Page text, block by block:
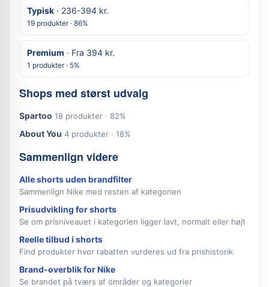
Typisk · 236-394 kr.
19 produkter · 86%
Premium · Fra 394 kr.
1 produkter · 5%
Shops med størst udvalg
Spartoo 18 produkter · 82%
About You 4 produkter · 18%
Sammenlign videre
Alle shorts uden brandfilter
Sammenlign Nike med resten af kategorien
Prisudvikling for shorts
Se om prisniveauet i kategorien ligger lavt, normalt eller højt
Reelle tilbud i shorts
Find produkter hvor rabatten vurderes ud fra prishistorik
Brand-overblik for Nike
Se brandet på tværs af områder og kategorier